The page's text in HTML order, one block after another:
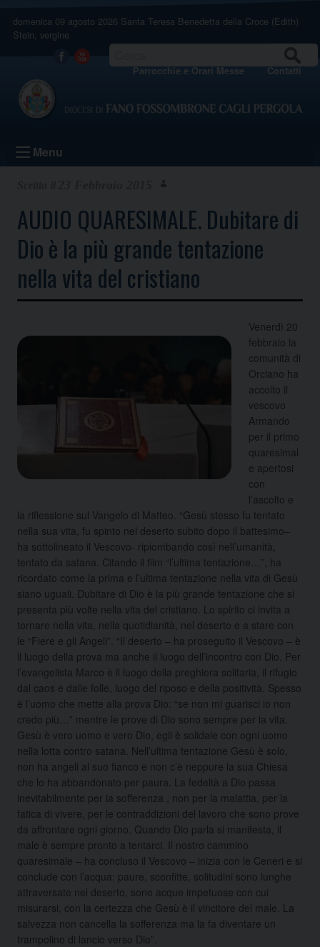
content
domenica 09 agosto 2026 Santa Teresa Benedetta della Croce (Edith)
Stein, vergine
Facebook
Youtube Parrocchie e Orari Messe Contatti
Menu
AUDIO QUARESIMALE. Dubitare di
Dio è la più grande tentazione
nella vita del cristiano
Venerdì 20
febbraio la
comunità di
Orciano ha
accolto il
vescovo
Armando
per il primo
quaresimal
e apertosi
con
l’ascolto e
la riflessione sul Vangelo di Matteo. “Gesù stesso fu tentato
nella sua vita, fu spinto nel deserto subito dopo il battesimo–
ha sottolineato il Vescovo- ripiombando così nell’umanità,
tentato da satana. Citando il film “l’ultima tentazione…”, ha
ricordato come la prima e l’ultima tentazione nella vita di Gesù
siano uguali. Dubitare di Dio è la più grande tentazione che si
presenta più volte nella vita del cristiano. Lo spirito ci invita a
tornare nella vita, nella quotidianità, nel deserto e a stare con
le “Fiere e gli Angeli”. “Il deserto – ha proseguito il Vescovo – è
il luogo della prova ma anche il luogo dell’incontro con Dio. Per
l’evangelista Marco è il luogo della preghiera solitaria, il rifugio
dal caos e dalle folle, luogo del riposo e della positività. Spesso
è l’uomo che mette alla prova Dio: “se non mi guarisci io non
credo più…” mentre le prove di Dio sono sempre per la vita.
Gesù è vero uomo e vero Dio, egli è solidale con ogni uomo
nella lotta contro satana. Nell’ultima tentazione Gesù è solo,
non ha angeli al suo fianco e non c’è neppure la sua Chiesa
che lo ha abbandonato per paura. La fedeltà a Dio passa
inevitabilmente per la sofferenza , non per la malattia, per la
fatica di vivere, per le contraddizioni del lavoro che sono prove
da affrontare ogni giorno. Quando Dio parla si manifesta, il
male è sempre pronto a tentarci. Il nostro cammino
quaresimale – ha concluso il Vescovo – inizia con le Ceneri e si
conclude con l’acqua: paure, sconfitte, solitudini sono lunghe
attraversate nel deserto, sono acque impetuose con cui
misurarsi, con la certezza che Gesù è il vincitore del male. La
salvezza non cancella la sofferenza ma la fa diventare un
trampolino di lancio verso Dio”.